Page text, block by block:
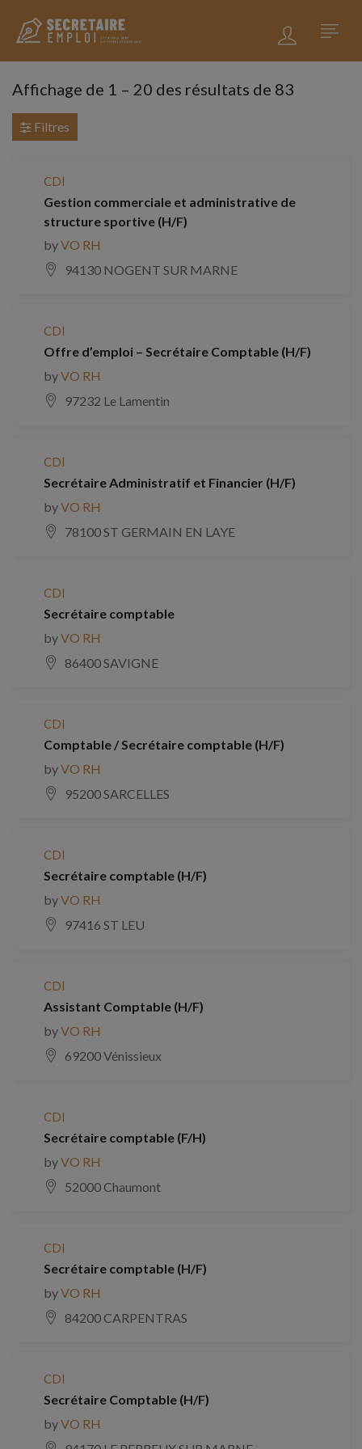
Affichage de 1 – 20 des résultats de 83
Filtres
CDI
Gestion commerciale et administrative de
structure sportive (H/F)
byVO RH
94130 NOGENT SUR MARNE
CDI
Offre d’emploi – Secrétaire Comptable (H/F)
byVO RH
97232 Le Lamentin
CDI
Secrétaire Administratif et Financier (H/F)
byVO RH
78100 ST GERMAIN EN LAYE
CDI
Secrétaire comptable
byVO RH
86400 SAVIGNE
CDI
Comptable / Secrétaire comptable (H/F)
byVO RH
95200 SARCELLES
CDI
Secrétaire comptable (H/F)
byVO RH
97416 ST LEU
CDI
Assistant Comptable (H/F)
byVO RH
69200 Vénissieux
CDI
Secrétaire comptable (F/H)
byVO RH
52000 Chaumont
CDI
Secrétaire comptable (H/F)
byVO RH
84200 CARPENTRAS
CDI
Secrétaire Comptable (H/F)
byVO RH